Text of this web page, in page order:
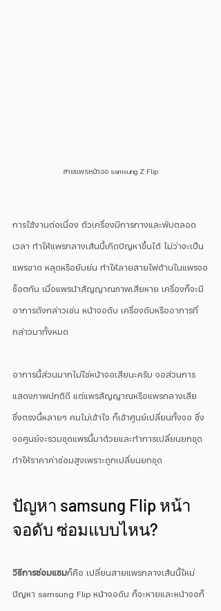
สายแพรหน้าจอ samsung Z Flip
การใช้งานต่อเนื่อง ตัวเครื่องมีการกางและพับตลอด
เวลา ทำให้แพรกลางเส้นนี้เกิดปัญหาขึ้นได้ ไม่ว่าจะเป็น
แพรขาด หลุดหรือยับย่น ทำให้ลายสายไฟด้านในแพรจอ
ช็อตกัน เมื่อแพรนำสัญญาณภาพเสียหาย เครื่องก็จะมี
อาการดังกล่าวเช่น หน้าจอดับ เครื่องดับหรืออาการที่
กล่าวมาทั้งหมด
อาการนี้ส่วนมากไม่ใช่หน้าจอเสียนะครับ จอส่วนการ
แสดงภาพปกติดี แต่แพรสัญญาณหรือแพรกลางเสีย
ซึ่งตรงนี้หลายๆ คนไม่เข้าใจ ก็เข้าศูนย์เปลี่ยนทั้งจอ ซึ่ง
จอศูนย์จะรวมชุดแพรนี้มาด้วยและทำการเปลี่ยนยกชุด
ทำให้ราคาค่าซ่อมสูงเพราะถูกเปลี่ยนยกชุด
ปัญหา samsung Flip หน้า
จอดับ ซ่อมแบบไหน?
วิธีการซ่อมแซมก็คือ เปลี่ยนสายแพรกลางเส้นนี้ใหม่
ปัญหา samsung Flip หน้าจอดับ ก็จะหายและหน้าจอก็